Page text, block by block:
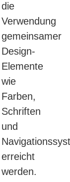
die
Verwendung
gemeinsamer
Design-
Elemente
wie
Farben,
Schriften
und
erreicht
werden.